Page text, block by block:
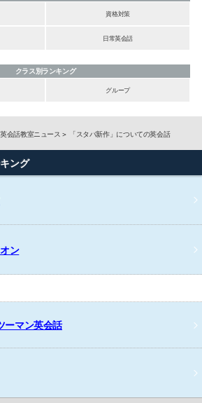
資格対策
日常英会話
クラス別ランキング
グループ
英会話教室ニュース 「スタバ新作」についての英会話
ング
ン
ーマン英会話